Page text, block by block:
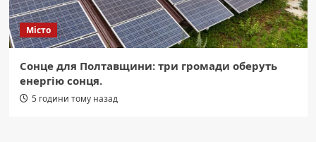
Місто
Сонце для Полтавщини: три громади оберуть
енергію сонця.
5 години тому назад